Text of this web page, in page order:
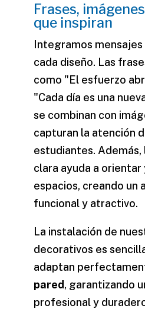
Frases,
que inspiran
Integramos
cada diseño. Las
como "El esfuerzo
"Cada día es una
se combinan con
capturan la atención
estudiantes. Además,
clara ayuda a orientar
espacios, creando un
funcional y atractivo.
La instalación de
decorativos es
adaptan
pared, garantizando
profesional y